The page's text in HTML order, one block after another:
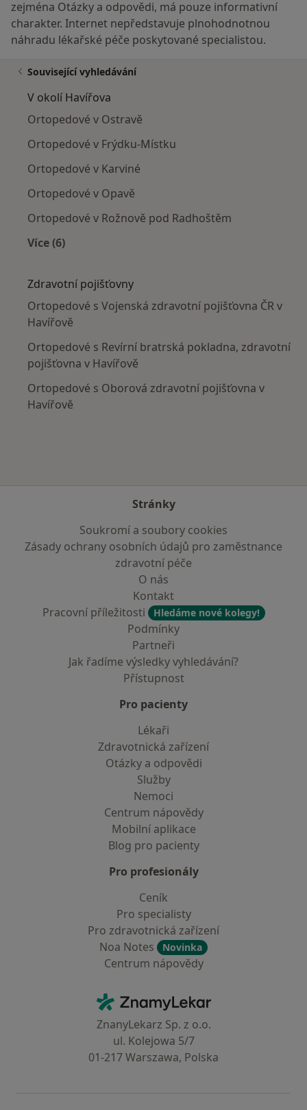
zejména Otázky a odpovědi, má pouze informativní
charakter. Internet nepředstavuje plnohodnotnou
náhradu lékařské péče poskytované specialistou.
Související vyhledávání
V okolí Havířova
Ortopedové v Ostravě
Ortopedové v Frýdku-Místku
Ortopedové v Karviné
Ortopedové v Opavě
Ortopedové v Rožnově pod Radhoštěm
Více (6)
Zdravotní pojišťovny
Ortopedové s Vojenská zdravotní pojišťovna ČR v
Havířově
Ortopedové s Revírní bratrská pokladna, zdravotní
pojišťovna v Havířově
Ortopedové s Oborová zdravotní pojišťovna v
Havířově
Stránky
Soukromí a soubory cookies
Zásady ochrany osobních údajů pro zaměstnance
zdravotní péče
O nás
Kontakt
Pracovní příležitosti
Hledáme nové kolegy!
Podmínky
Partneři
Jak řadíme výsledky vyhledávání?
Přístupnost
Pro pacienty
Lékaři
Zdravotnická zařízení
Otázky a odpovědi
Služby
Nemoci
Centrum nápovědy
Mobilní aplikace
Blog pro pacienty
Pro profesionály
Ceník
Pro specialisty
Pro zdravotnická zařízení
Noa Notes
Novinka
Centrum nápovědy
ZnamyLekar - Hlavní stránka
ZnanyLekarz Sp. z o.o.
ul. Kolejowa 5/7
01-217 Warszawa, Polska